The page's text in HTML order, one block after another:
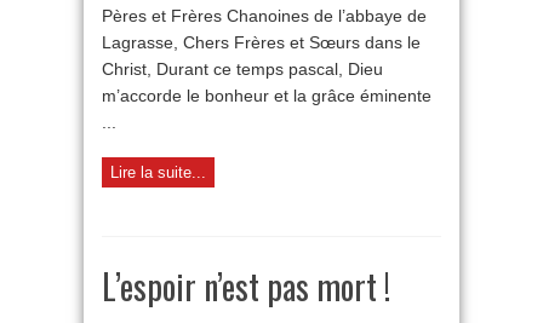
Pères et Frères Chanoines de l’abbaye de
Lagrasse, Chers Frères et Sœurs dans le
Christ, Durant ce temps pascal, Dieu
m’accorde le bonheur et la grâce éminente
Lire la suite...
L’espoir n’est pas mort !